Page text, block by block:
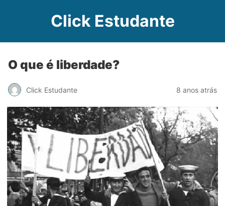
Click Estudante
O que é liberdade?
Click Estudante 8 anos atrás